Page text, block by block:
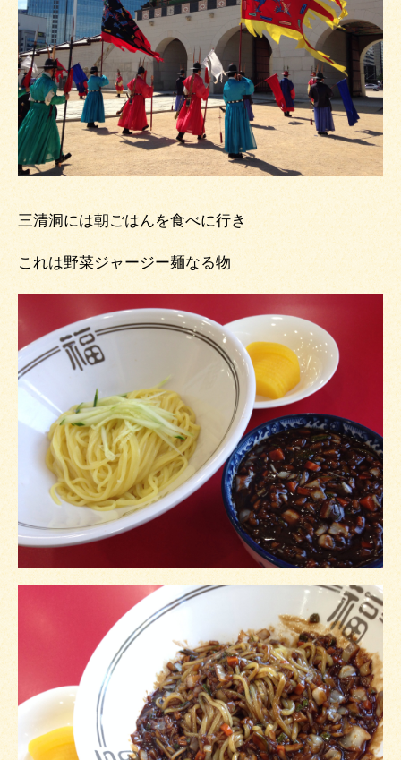
三清洞には朝ごはんを食べに行き
これは野菜ジャージー麺なる物